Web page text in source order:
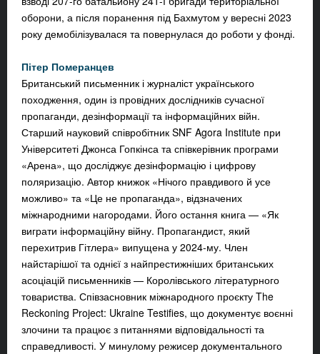
оборони, а після поранення під Бахмутом у вересні 2023
року демобілізувалася та повернулася до роботи у фонді.
Пітер Померанцев
Британський письменник і журналіст українського
походження, один із провідних дослідників сучасної
пропаганди, дезінформації та інформаційних війн.
Старший науковий співробітник SNF Agora Institute при
Університеті Джонса Гопкінса та співкерівник програми
«Арена», що досліджує дезінформацію і цифрову
поляризацію. Автор книжок «Нічого правдивого й усе
можливо» та «Це не пропаганда», відзначених
міжнародними нагородами. Його остання книга — «Як
виграти інформаційну війну. Пропагандист, який
перехитрив Гітлера» випущена у 2024-му. Член
найстарішої та однієї з найпрестижніших британських
асоціацій письменників — Королівського літературного
товариства. Співзасновник міжнародного проєкту The
Reckoning Project: Ukraine Testifies, що документує воєнні
злочини та працює з питаннями відповідальності та
справедливості. У минулому режисер документального